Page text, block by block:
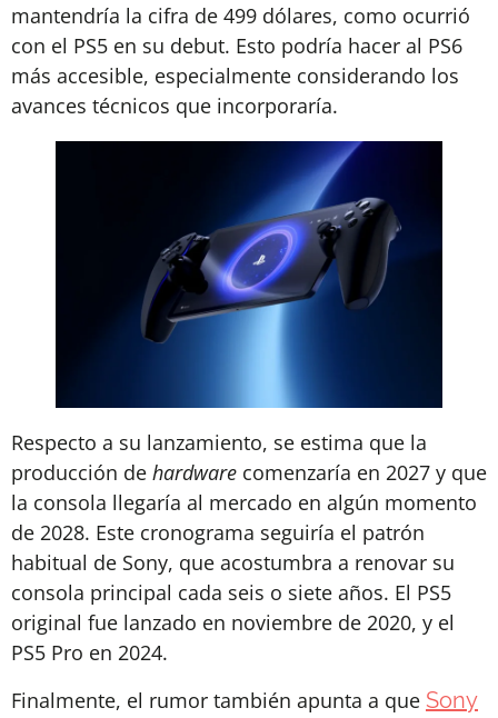
mantendría la cifra de 499 dólares, como ocurrió
con el PS5 en su debut. Esto podría hacer al PS6
más accesible, especialmente considerando los
avances técnicos que incorporaría.
Respecto a su lanzamiento, se estima que la
producción de hardware comenzaría en 2027 y que
la consola llegaría al mercado en algún momento
de 2028. Este cronograma seguiría el patrón
habitual de Sony, que acostumbra a renovar su
consola principal cada seis o siete años. El PS5
original fue lanzado en noviembre de 2020, y el
PS5 Pro en 2024.
Finalmente, el rumor también apunta a que Sony